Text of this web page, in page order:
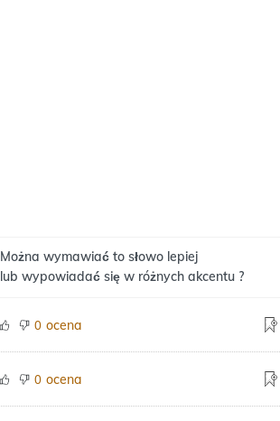
Można wymawiać to słowo lepiej
lub wypowiadać się w różnych akcentu ?
0 ocena
0 ocena